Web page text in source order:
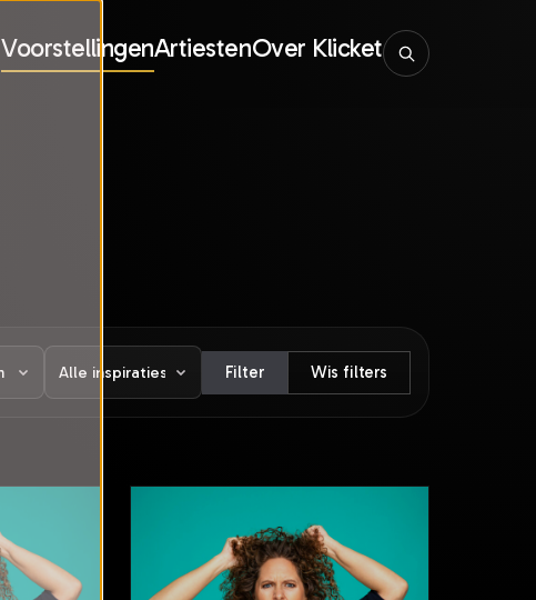
VoorstellingenArtiestenOver Klicket
Filter Wis filters